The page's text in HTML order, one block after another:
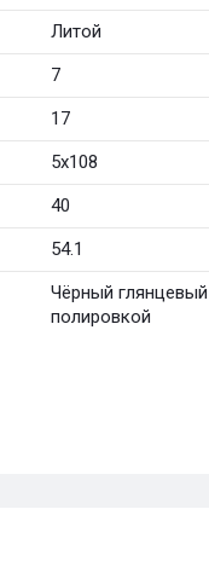
Литой
7
17
5x108
40
54.1
Чёрный
полировкой